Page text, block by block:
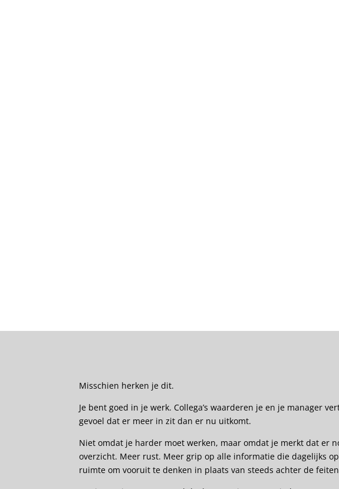
Misschien herken je dit.
Je bent goed in je werk. Collega’s waarderen je en je manager
gevoel dat er meer in zit dan er nu uitkomt.
Niet omdat je harder moet werken, maar omdat je merkt dat er
overzicht. Meer rust. Meer grip op alle informatie die dagelijks
ruimte om vooruit te denken in plaats van steeds achter de